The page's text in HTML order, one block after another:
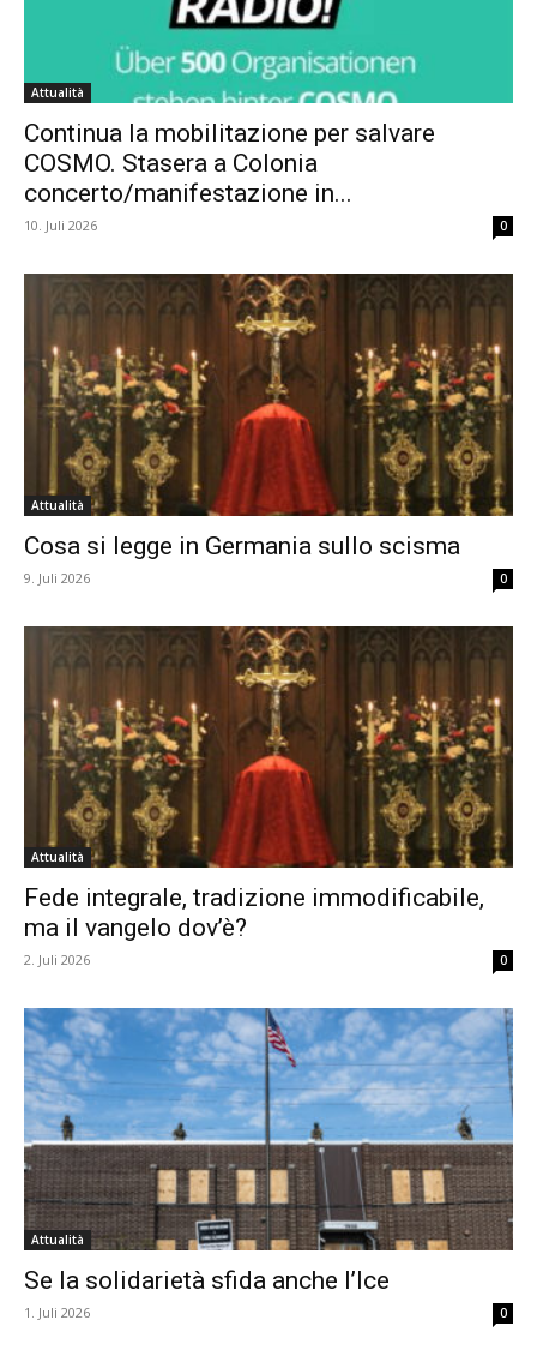
Attualità
Continua la mobilitazione per salvare
COSMO. Stasera a Colonia
concerto/manifestazione in...
10. Juli 2026 0
Attualità
Cosa si legge in Germania sullo scisma
9. Juli 2026 0
Attualità
Fede integrale, tradizione immodificabile,
ma il vangelo dov’è?
2. Juli 2026 0
Attualità
Se la solidarietà sfida anche l’Ice
1. Juli 2026 0